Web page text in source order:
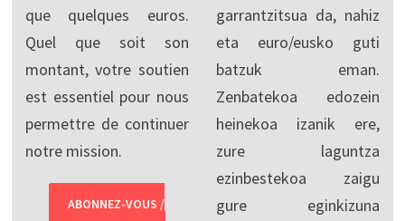
que quelques euros.
Quel que soit son
montant, votre soutien
est essentiel pour nous
permettre de continuer
notre mission.
ABONNEZ-VOUS /
garrantzitsua da, nahiz
eta euro/eusko guti
batzuk eman.
Zenbatekoa edozein
heinekoa izanik ere,
zure laguntza
ezinbestekoa zaigu
gure eginkizuna